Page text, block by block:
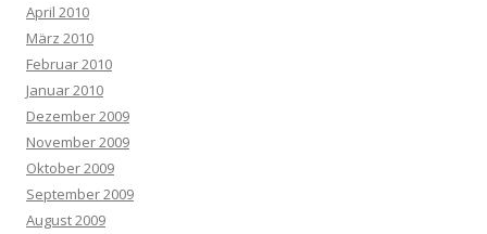
April 2010
März 2010
Februar 2010
Januar 2010
Dezember 2009
November 2009
Oktober 2009
September 2009
August 2009